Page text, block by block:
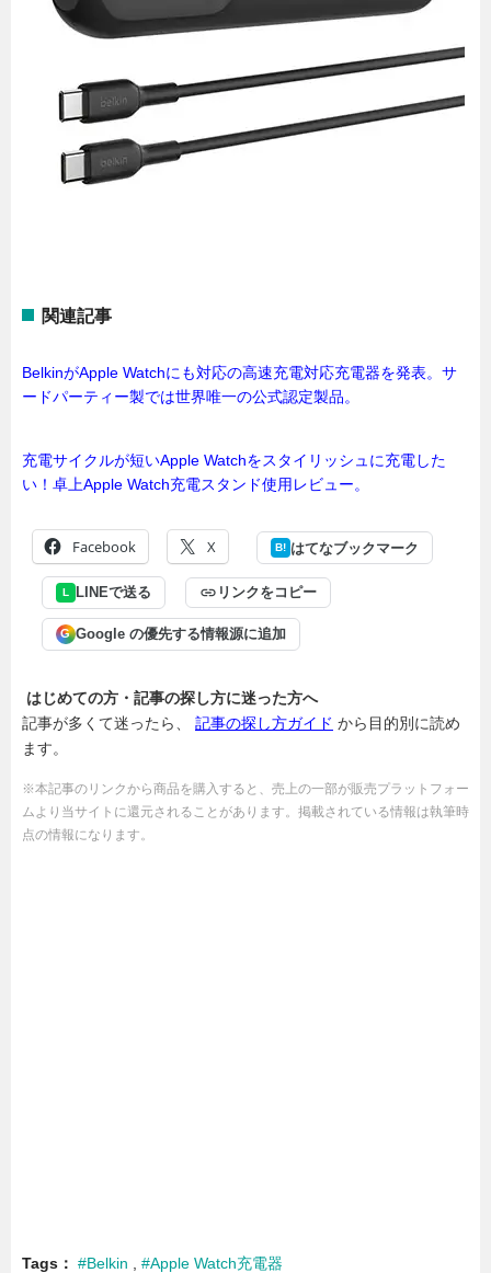
関連記事
BelkinがApple Watchにも対応の高速充電対応充電器を発表。サ
ードパーティー製では世界唯一の公式認定製品。
充電サイクルが短いApple Watchをスタイリッシュに充電した
い！卓上Apple Watch充電スタンド使用レビュー。
Facebook X B! はてなブックマーク
L LINEで送る リンクをコピー
G Google の優先する情報源に追加
はじめての方・記事の探し方に迷った方へ
記事が多くて迷ったら、 記事の探し方ガイド から目的別に読め
ます。
※本記事のリンクから商品を購入すると、売上の一部が販売プラットフォー
ムより当サイトに還元されることがあります。掲載されている情報は執筆時
点の情報になります。
Tags #Belkin #Apple Watch充電器